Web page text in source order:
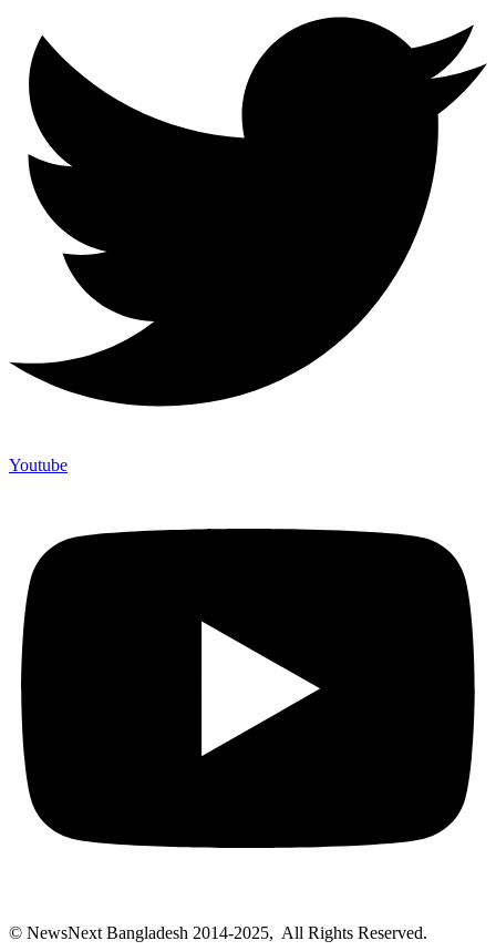
Youtube
© NewsNext Bangladesh 2014-2025, All Rights Reserved.